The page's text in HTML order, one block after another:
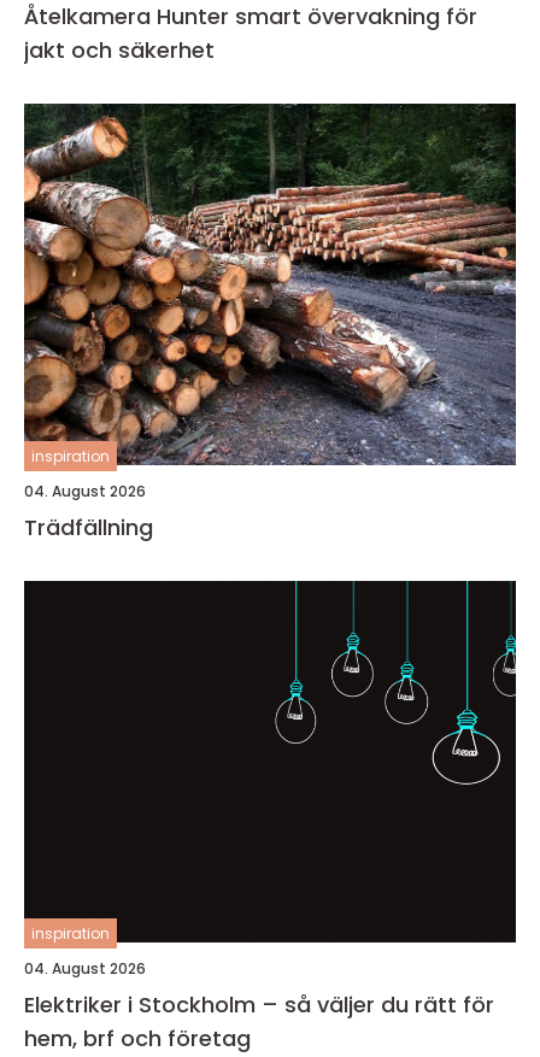
Åtelkamera Hunter smart övervakning för
jakt och säkerhet
inspiration
04. August 2026
Trädfällning
inspiration
04. August 2026
Elektriker i Stockholm – så väljer du rätt för
hem, brf och företag